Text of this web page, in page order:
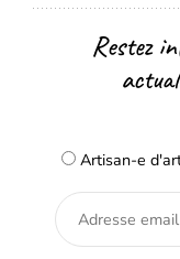
Restez
Artisan-e
Adresse
email